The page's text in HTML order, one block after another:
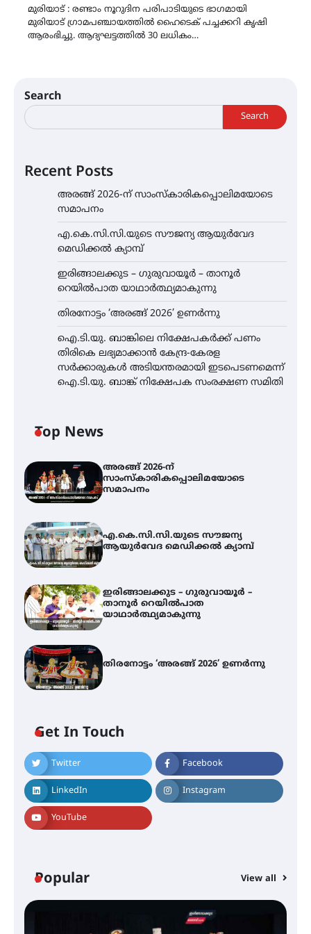
മുരിയാട് : രണ്ടാം നൂറുദിന പരിപാടിയുടെ ഭാഗമായി
മുരിയാട് ഗ്രാമപഞ്ചായത്തില്‍ ഹൈടെക് പച്ചക്കറി കൃഷി
ആരംഭിച്ചു. ആദ്യഘട്ടത്തില്‍ 30 ലധികം…
Search
Search
Recent Posts
അരങ്ങ് 2026-ന് സാംസ്കാരികപ്പൊലിമയോടെ
സമാപനം
എ.കെ.സി.സി.യുടെ സൗജന്യ ആയുർവേദ
മെഡിക്കൽ ക്യാമ്പ്
ഇരിങ്ങാലക്കുട – ഗുരുവായൂർ – താനൂർ
റെയിൽപാത യാഥാർത്ഥ്യമാകുന്നു
തിരനോട്ടം ‘അരങ്ങ് 2026’ ഉണർന്നു
ഐ.ടി.യു. ബാങ്കിലെ നിക്ഷേപകർക്ക് പണം
തിരികെ ലഭ്യമാക്കാൻ കേന്ദ്ര-കേരള
സർക്കാരുകൾ അടിയന്തരമായി ഇടപെടണമെന്ന്
ഐ.ടി.യു. ബാങ്ക് നിക്ഷേപക സംരക്ഷണ സമിതി
Top News
അരങ്ങ് 2026-ന്
സാംസ്കാരികപ്പൊലിമയോടെ
സമാപനം
എ.കെ.സി.സി.യുടെ സൗജന്യ
ആയുർവേദ മെഡിക്കൽ ക്യാമ്പ്
ഇരിങ്ങാലക്കുട – ഗുരുവായൂർ –
താനൂർ റെയിൽപാത
യാഥാർത്ഥ്യമാകുന്നു
തിരനോട്ടം ‘അരങ്ങ് 2026’ ഉണർന്നു
Get In Touch
Twitter Facebook
LinkedIn Instagram
YouTube
Popular View all
ഇരിങ്ങാലക്കുട – ഗുരുവായൂർ –
താനൂർ റെയിൽപാത
യാഥാർത്ഥ്യമാകുന്നു
ഐ.ടി.യു. ബാങ്കിലെ
നിക്ഷേപകർക്ക് പണം തിരികെ
ലഭ്യമാക്കാൻ കേന്ദ്ര-കേരള